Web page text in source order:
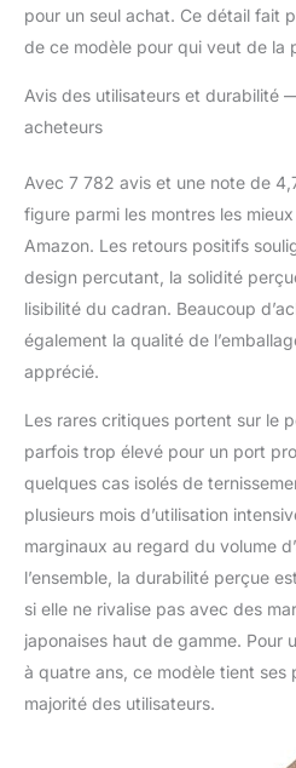
pour un seul achat. Ce détail fait
de ce modèle pour qui veut de la
Avis des utilisateurs et durabilité
acheteurs
Avec 7 782 avis et une note de
figure parmi les montres les
Amazon. Les retours positifs
design percutant, la solidité
lisibilité du cadran. Beaucoup
également la qualité de
apprécié.
Les rares critiques portent sur le
parfois trop élevé pour un port
quelques cas isolés de
plusieurs mois d’utilisation
marginaux au regard du volume
l’ensemble, la durabilité perçue
si elle ne rivalise pas avec des
japonaises haut de gamme. Pour
à quatre ans, ce modèle tient ses
majorité des utilisateurs.